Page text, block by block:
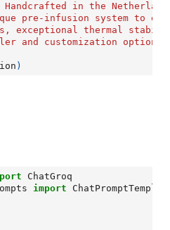
in the
pre-infusion system to
exceptional thermal
and customization
)
ChatGroq
import